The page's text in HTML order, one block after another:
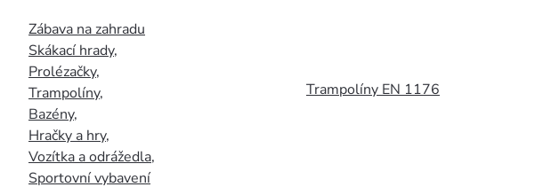
Zábava na zahradu
Skákací hrady,
Prolézačky,
Trampolíny,
Bazény,
Hračky a hry,
Vozítka a odrážedla,
Sportovní vybavení
Trampolíny EN 1176